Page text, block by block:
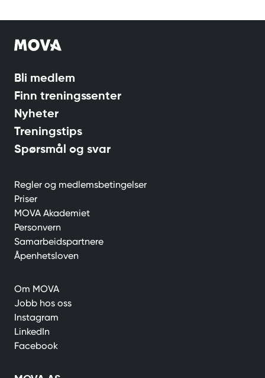
Bli medlem
Finn treningssenter
Nyheter
Treningstips
Spørsmål og svar
Regler og medlemsbetingelser
Priser
MOVA Akademiet
Personvern
Samarbeidspartnere
Åpenhetsloven
Om MOVA
Jobb hos oss
Instagram
LinkedIn
Facebook